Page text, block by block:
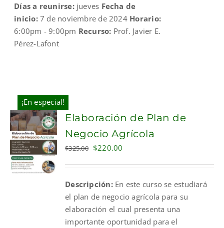
Días a reunirse: jueves Fecha de
inicio: 7 de noviembre de 2024 Horario:
6:00pm - 9:00pm Recurso: Prof. Javier E.
Pérez-Lafont
¡En especial!
ADD TO
CART
Elaboración de Plan de
Negocio Agrícola
$325.00 Original
$325.00.
$220.00
$220.00.
Descripción:En este curso se estudiará
el plan de negocio agrícola para su
elaboración el cual presenta una
importante oportunidad para el